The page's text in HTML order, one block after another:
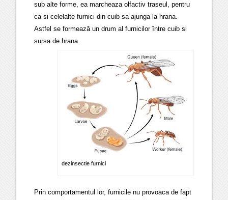
sub alte forme, ea marcheaza olfactiv traseul, pentru
ca si celelalte furnici din cuib sa ajunga la hrana.
Astfel se formează un drum al furnicilor între cuib si
sursa de hrana.
dezinsectie furnici
Prin comportamentul lor, furnicile nu provoaca de fapt